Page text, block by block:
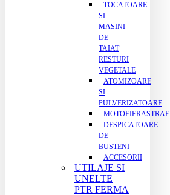
TOCATOARE
SI
MASINI
DE
TAIAT
RESTURI
VEGETALE
ATOMIZOARE
SI
PULVERIZATOARE
MOTOFIERASTRAE
DESPICATOARE
DE
BUSTENI
ACCESORII
UTILAJE SI
UNELTE
PTR FERMA